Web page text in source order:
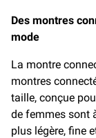
Des montres
mode
La montre
montres
taille, conçue
de femmes sont
plus légère, fine